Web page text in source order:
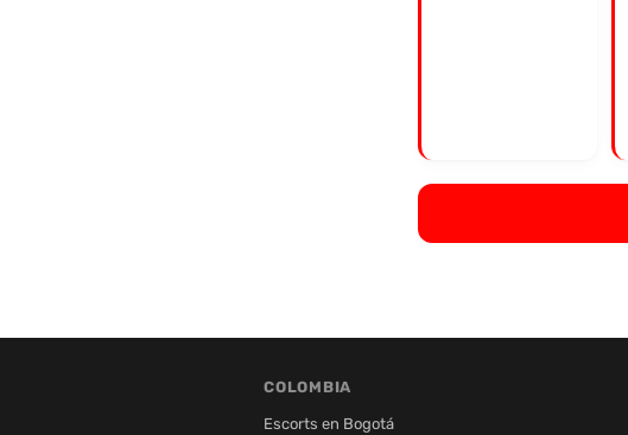
COLOMBIA
Escorts en Bogotá